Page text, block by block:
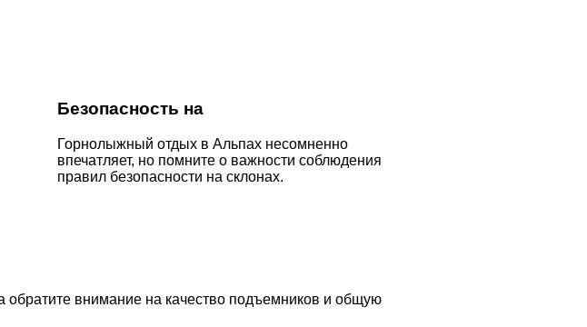
Безопасность на
Горнолыжный отдых в Альпах несомненно
впечатляет, но помните о важности соблюдения
правил безопасности на склонах.
обратите внимание на качество подъемников и общую